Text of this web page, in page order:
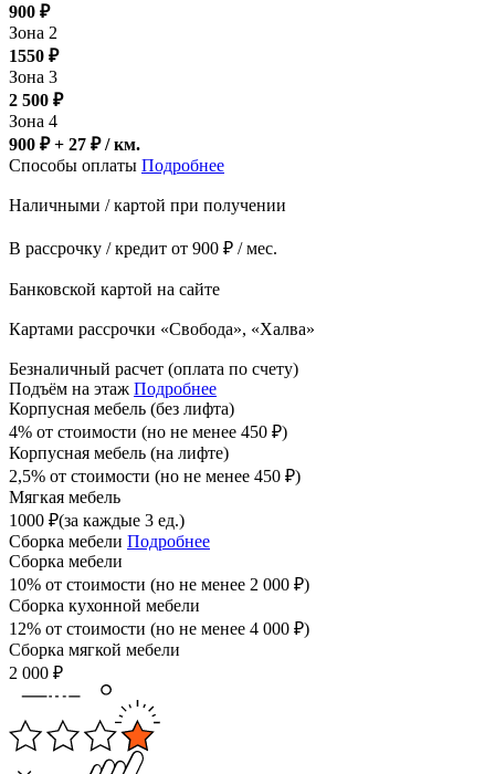
900 ₽
Зона 2
1550 ₽
Зона 3
2 500 ₽
Зона 4
900 ₽ + 27 ₽/ км.
Способы оплаты Подробнее
Наличными / картой при получении
В рассрочку / кредит от 900 ₽ / мес.
Банковской картой на сайте
Картами рассрочки «Свобода», «Халва»
Безналичный расчет (оплата по счету)
Подъём на этаж Подробнее
Корпусная мебель (без лифта)
4% от стоимости (но не менее 450 ₽)
Корпусная мебель (на лифте)
2,5% от стоимости (но не менее 450 ₽)
Мягкая мебель
1000 ₽(за каждые 3 ед.)
Сборка мебели Подробнее
Сборка мебели
10% от стоимости (но не менее 2 000 ₽)
Сборка кухонной мебели
12% от стоимости (но не менее 4 000 ₽)
Сборка мягкой мебели
2 000 ₽